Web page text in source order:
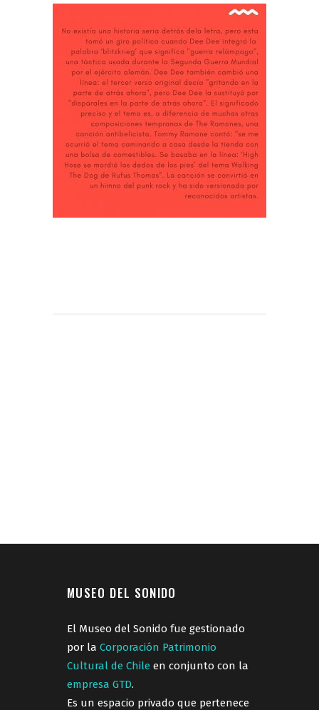
MUSEO DEL SONIDO
El Museo del Sonido fue gestionado
por la Corporación Patrimonio
Cultural de Chile en conjunto con la
empresa GTD.
Es un espacio privado que pertenece